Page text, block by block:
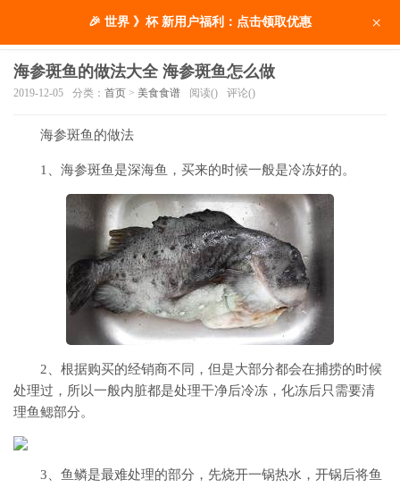
海参斑鱼的做法大全 海参斑鱼怎么做
2019-12-05 分类： 首页 > 美食食谱 阅读() 评论()
海参斑鱼的做法
1、海参斑鱼是深海鱼，买来的时候一般是冷冻好的。
2、根据购买的经销商不同，但是大部分都会在捕捞的时候
处理过，所以一般内脏都是处理干净后冷冻，化冻后只需要清
理鱼鳃部分。
3、鱼鳞是最难处理的部分，先烧开一锅热水，开锅后将鱼
🎉 世界 》杯 新用户福利：点击领取优惠 ×